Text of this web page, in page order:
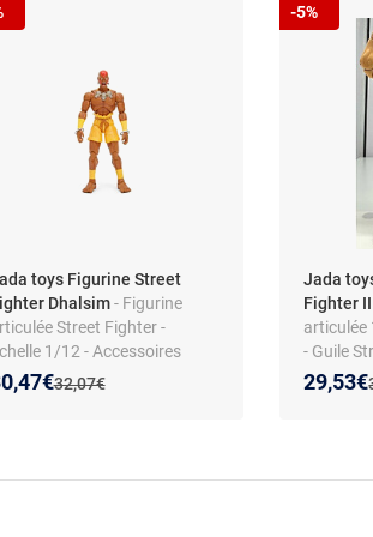
toys Figurine Street
Dhalsim- Figurine
Street Fighter -
1/12 - Accessoires
- Modèle
Ancien prix :
32,07€
prix :
de :
Jada
Fighter
articulée
- Guile
29,53€
-5%